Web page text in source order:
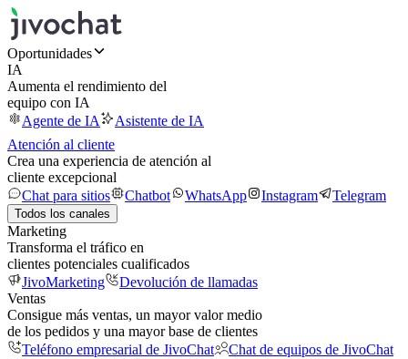
Oportunidades
IA
Aumenta el rendimiento del
equipo con IA
Agente de IA
Asistente de IA
Atención al cliente
Crea una experiencia de atención al
cliente excepcional
Chat para sitios
Chatbot WhatsApp Instagram Telegram
Todos los canales
Marketing
Transforma el tráfico en
clientes potenciales cualificados
JivoMarketing
Devolución de llamadas
Ventas
Consigue más ventas, un mayor valor medio
de los pedidos y una mayor base de clientes
Teléfono empresarial de JivoChat
Chat de equipos de JivoChat